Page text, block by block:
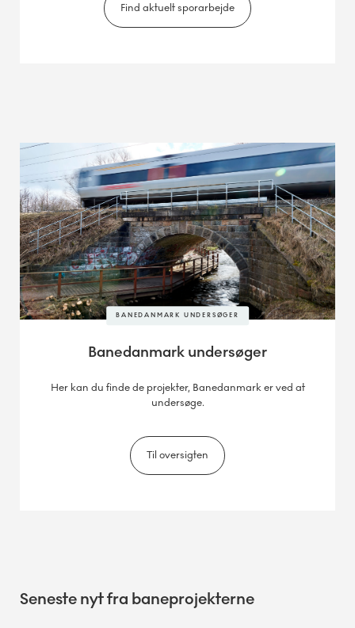
Find aktuelt sporarbejde
BANEDANMARK UNDERSØGER
Banedanmark undersøger
Her kan du finde de projekter, Banedanmark er ved at
undersøge.
Til oversigten
Seneste nyt fra baneprojekterne